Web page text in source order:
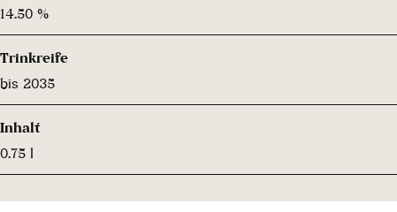
14.50 %
Trinkreife
bis 2035
Inhalt
0.75 l